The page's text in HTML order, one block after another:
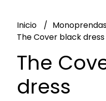
Inicio
The Cover black dress
The
dress